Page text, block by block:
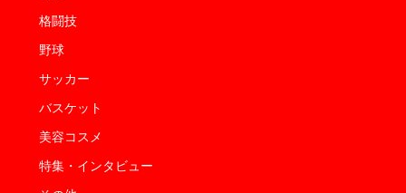
格闘技
野球
サッカー
バスケット
美容コスメ
特集・インタビュー